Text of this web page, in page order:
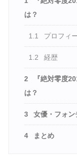
は？
1.1 プロフィ
1.2 経歴
2
『絶対零度
は？
3 女優・フォン
4 まとめ